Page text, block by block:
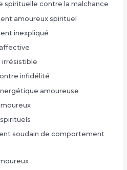
spirituelle contre la malchance
amoureux spirituel
inexpliqué
irrésistible
infidélité
amoureuse
soudain de comportement